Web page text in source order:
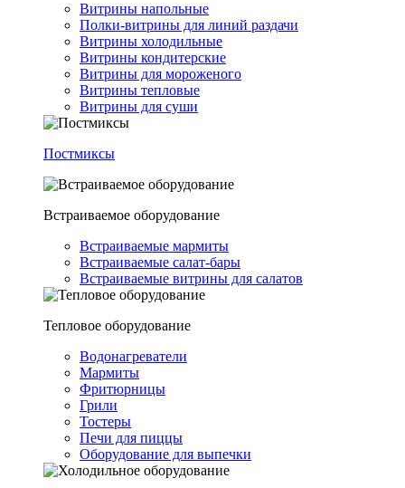
Витрины напольные
Полки-витрины для линий раздачи
Витрины холодильные
Витрины кондитерские
Витрины для мороженого
Витрины тепловые
Витрины для суши
Постмиксы
Встраиваемое оборудование
Встраиваемые мармиты
Встраиваемые салат-бары
Встраиваемые витрины для салатов
Тепловое оборудование
Водонагреватели
Мармиты
Фритюрницы
Грили
Тостеры
Печи для пиццы
Оборудование для выпечки